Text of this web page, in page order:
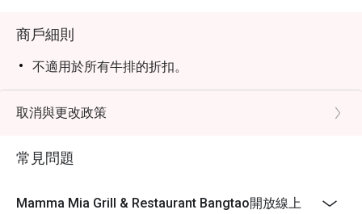
商戶細則
不適用於所有牛排的折扣。
取消與更改政策
常見問題
Mamma Mia Grill & Restaurant Bangtao開放線上